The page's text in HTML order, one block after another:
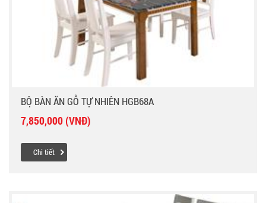
BỘ BÀN ĂN GỖ TỰ NHIÊN HGB68A
7,850,000 (VNĐ)
Chi tiết